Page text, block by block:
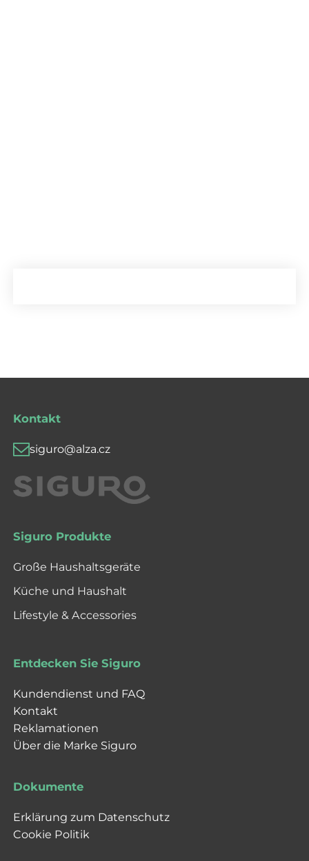
Kontakt
siguro@alza.cz
Siguro Produkte
Große Haushaltsgeräte
Küche und Haushalt
Lifestyle & Accessories
Entdecken Sie Siguro
Kundendienst und FAQ
Kontakt
Reklamationen
Über die Marke Siguro
Dokumente
Erklärung zum Datenschutz
Cookie Politik